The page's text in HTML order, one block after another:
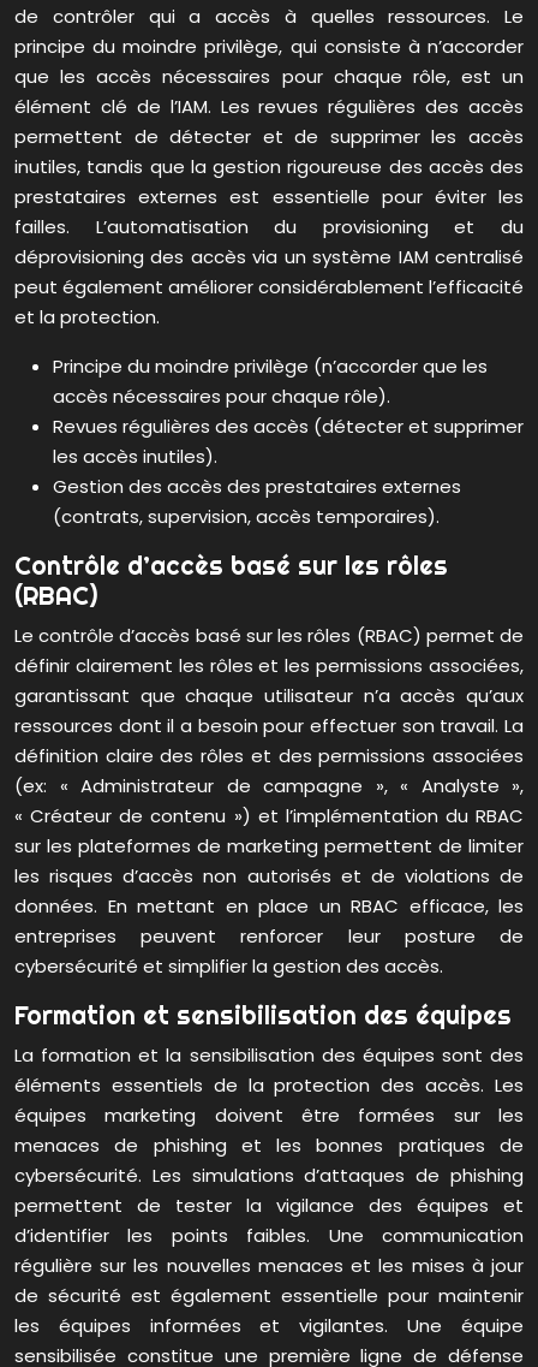
de contrôler qui a accès à quelles ressources. Le
principe du moindre privilège, qui consiste à n’accorder
que les accès nécessaires pour chaque rôle, est un
élément clé de l’IAM. Les revues régulières des accès
permettent de détecter et de supprimer les accès
inutiles, tandis que la gestion rigoureuse des accès des
prestataires externes est essentielle pour éviter les
failles. L’automatisation du provisioning et du
déprovisioning des accès via un système IAM centralisé
peut également améliorer considérablement l’efficacité
et la protection.
Principe du moindre privilège (n’accorder que les
accès nécessaires pour chaque rôle).
Revues régulières des accès (détecter et supprimer
les accès inutiles).
Gestion des accès des prestataires externes
(contrats, supervision, accès temporaires).
Contrôle d’accès basé sur les rôles
(RBAC)
Le contrôle d’accès basé sur les rôles (RBAC) permet de
définir clairement les rôles et les permissions associées,
garantissant que chaque utilisateur n’a accès qu’aux
ressources dont il a besoin pour effectuer son travail. La
définition claire des rôles et des permissions associées
(ex: « Administrateur de campagne », « Analyste »,
« Créateur de contenu ») et l’implémentation du RBAC
sur les plateformes de marketing permettent de limiter
les risques d’accès non autorisés et de violations de
données. En mettant en place un RBAC efficace, les
entreprises peuvent renforcer leur posture de
cybersécurité et simplifier la gestion des accès.
Formation et sensibilisation des équipes
La formation et la sensibilisation des équipes sont des
éléments essentiels de la protection des accès. Les
équipes marketing doivent être formées sur les
menaces de phishing et les bonnes pratiques de
cybersécurité. Les simulations d’attaques de phishing
permettent de tester la vigilance des équipes et
d’identifier les points faibles. Une communication
régulière sur les nouvelles menaces et les mises à jour
de sécurité est également essentielle pour maintenir
les équipes informées et vigilantes. Une équipe
sensibilisée constitue une première ligne de défense